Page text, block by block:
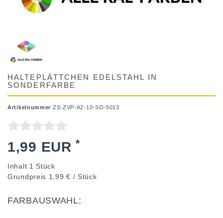
HALTEPLÄTTCHEN EDELSTAHL IN
SONDERFARBE
Artikelnummer ZS-ZVP-A2-10-SO-5013
1,99 EUR*
Inhalt 1 Stück
Grundpreis 1,99 € / Stück
FARBAUSWAHL: